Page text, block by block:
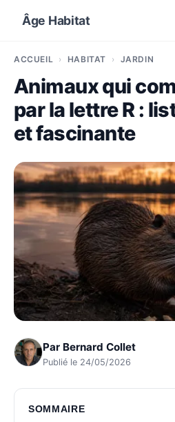
Âge Habitat
ACCUEIL HABITAT JARDIN
Animaux qui
par la lettre R :
et fascinante
Par Bernard Collet
Publié le 24/05/2026
SOMMAIRE